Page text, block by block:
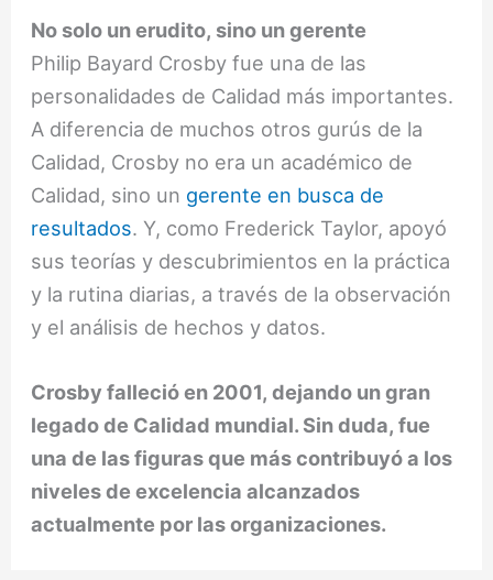
No solo un erudito, sino un gerente
Philip Bayard Crosby fue una de las
personalidades de Calidad más importantes.
A diferencia de muchos otros gurús de la
Calidad, Crosby no era un académico de
Calidad, sino un gerente en busca de
resultados. Y, como Frederick Taylor, apoyó
sus teorías y descubrimientos en la práctica
y la rutina diarias, a través de la observación
y el análisis de hechos y datos.
Crosby falleció en 2001, dejando un gran
legado de Calidad mundial. Sin duda, fue
una de las figuras que más contribuyó a los
niveles de excelencia alcanzados
actualmente por las organizaciones.